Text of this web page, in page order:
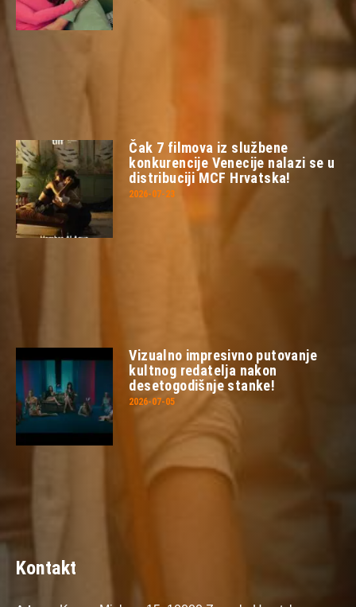
Čak 7 filmova iz službene
konkurencije Venecije nalazi se u
distribuciji MCF Hrvatska!
2026-07-23
Vizualno impresivno putovanje
kultnog redatelja nakon
desetogodišnje stanke!
2026-07-05
Kontakt